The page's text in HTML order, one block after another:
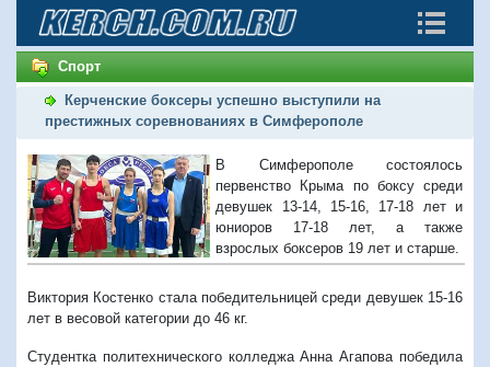
Спорт
Керченские боксеры успешно выступили на
престижных соревнованиях в Симферополе
В Симферополе состоялось
первенство Крыма по боксу среди
девушек 13-14, 15-16, 17-18 лет и
юниоров 17-18 лет, а также
взрослых боксеров 19 лет и старше.
Виктория Костенко стала победительницей среди девушек 15-16
лет в весовой категории до 46 кг.
Студентка политехнического колледжа Анна Агапова победила